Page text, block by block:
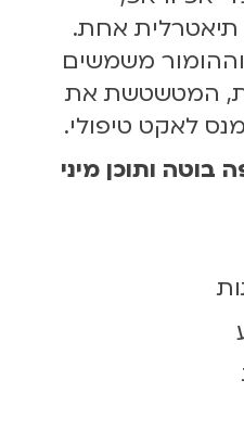
אחת.
משמשים
המטשטשת את
לאקט טיפולי.
ותוכן מיני